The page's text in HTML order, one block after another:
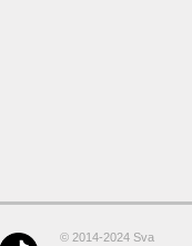
© 2014-2024 Sva